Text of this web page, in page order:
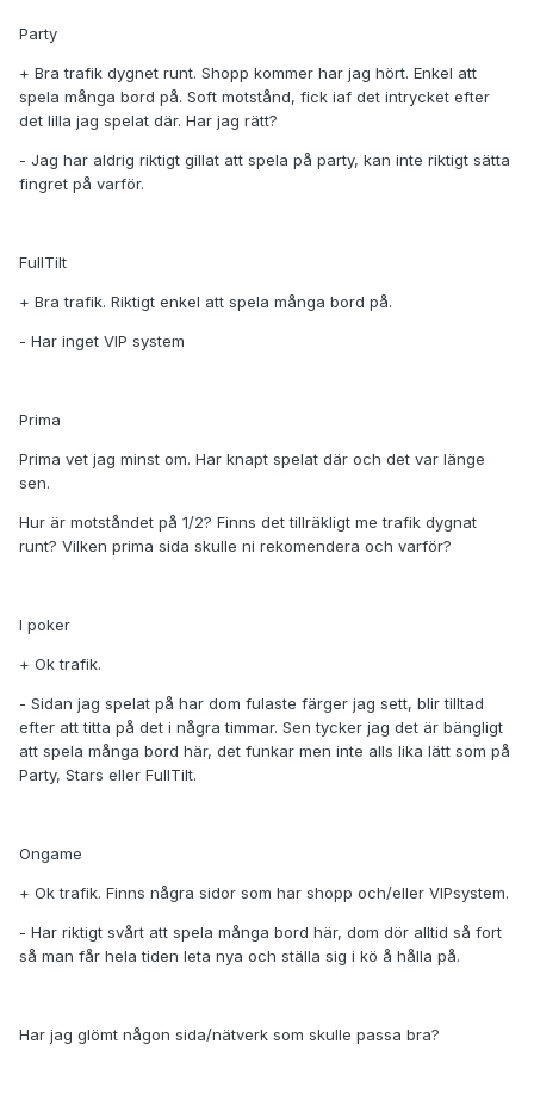
Party
+ Bra trafik dygnet runt. Shopp kommer har jag hört. Enkel att
spela många bord på. Soft motstånd, fick iaf det intrycket efter
det lilla jag spelat där. Har jag rätt?
- Jag har aldrig riktigt gillat att spela på party, kan inte riktigt sätta
fingret på varför.
FullTilt
+ Bra trafik. Riktigt enkel att spela många bord på.
- Har inget VIP system
Prima
Prima vet jag minst om. Har knapt spelat där och det var länge
sen.
Hur är motståndet på 1/2? Finns det tillräkligt me trafik dygnat
runt? Vilken prima sida skulle ni rekomendera och varför?
I poker
+ Ok trafik.
- Sidan jag spelat på har dom fulaste färger jag sett, blir tilltad
efter att titta på det i några timmar. Sen tycker jag det är bängligt
att spela många bord här, det funkar men inte alls lika lätt som på
Party, Stars eller FullTilt.
Ongame
+ Ok trafik. Finns några sidor som har shopp och/eller VIPsystem.
- Har riktigt svårt att spela många bord här, dom dör alltid så fort
så man får hela tiden leta nya och ställa sig i kö å hålla på.
Har jag glömt någon sida/nätverk som skulle passa bra?